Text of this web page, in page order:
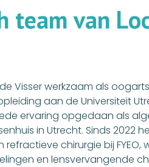
team van Lo
de Visser werkzaam als
aan de Universiteit
ervaring opgedaan als
in Utrecht. Sinds 2022
chirurgie bij FYEO,
en lensvervangende